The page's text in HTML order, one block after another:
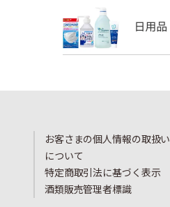
お客さまの個人情報の取扱い
について
特定商取引法に基づく表示
酒類販売管理者標識